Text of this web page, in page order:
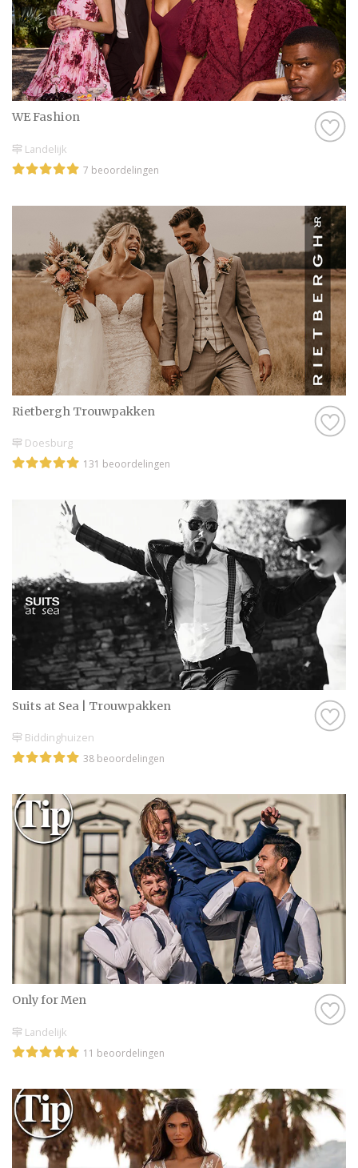
WE Fashion
Landelijk
7 beoordelingen
Rietbergh Trouwpakken
Doesburg
131 beoordelingen
Suits at Sea | Trouwpakken
Biddinghuizen
38 beoordelingen
Only for Men
Landelijk
11 beoordelingen